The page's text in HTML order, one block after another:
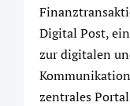
Digital Post,
zur digitalen
zentrales